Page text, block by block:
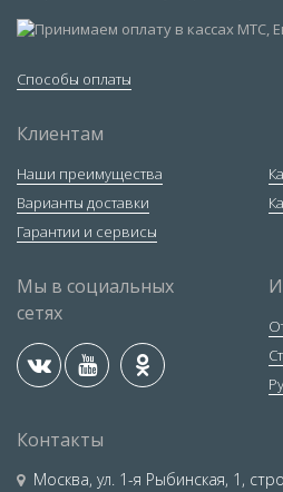
Способы оплаты
Клиентам
Наши преимущества
Варианты доставки
Гарантии и сервисы
Мы в социальных
сетях
Контакты
Москва, ул. 1-я Рыбинская, 1,